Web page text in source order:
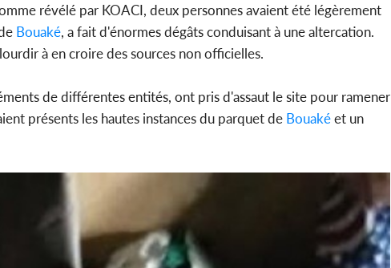
révélé par KOACI, deux personnes avaient été légèrement
Bouaké, a fait d'énormes dégâts conduisant à une altercation.
à en croire des sources non officielles.
de différentes entités, ont pris d'assaut le site pour ramener
présents les hautes instances du parquet de Bouakéet un